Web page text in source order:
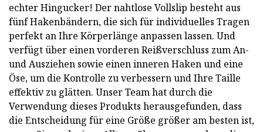
echter Hingucker! Der nahtlose Vollslip besteht aus
fünf Hakenbändern, die sich für individuelles Tragen
perfekt an Ihre Körperlänge anpassen lassen. Und
verfügt über einen vorderen Reißverschluss zum An-
und Ausziehen sowie einen inneren Haken und eine
Öse, um die Kontrolle zu verbessern und Ihre Taille
effektiv zu glätten. Unser Team hat durch die
Verwendung dieses Produkts herausgefunden, dass
die Entscheidung für eine Größe größer am besten ist,